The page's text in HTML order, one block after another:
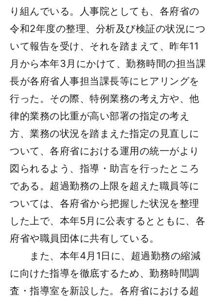
り組んでいる。人事院としても、各府省の
令和2年度の整理、分析及び検証の状況につ
いて報告を受け、それを踏まえて、昨年11
月から本年3月にかけて、勤務時間の担当課
長が各府省人事担当課長等にヒアリングを
行った。その際、特例業務の考え方や、他
律的業務の比重が高い部署の指定の考え
方、業務の状況を踏まえた指定の見直しに
ついて、各府省における運用の統一がより
図られるよう、指導・助言を行ったところ
である。超過勤務の上限を超えた職員等に
ついては、各府省から把握した状況を整理
した上で、本年5月に公表するとともに、各
府省や職員団体に共有している。
また、本年4月1日に、超過勤務の縮減
に向けた指導を徹底するため、勤務時間調
査・指導室を新設した。各府省における超